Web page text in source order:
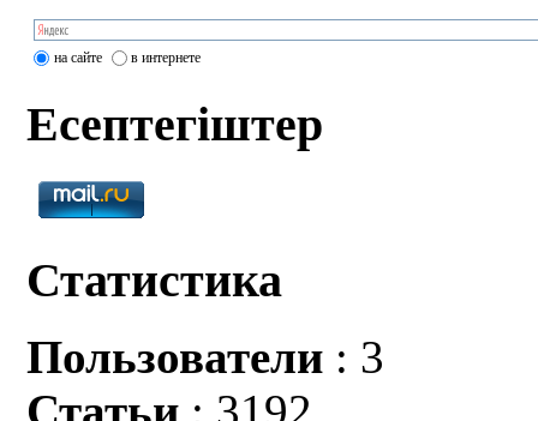
на сайте в интернете
Есептегіштер
Статистика
Пользователи : 3